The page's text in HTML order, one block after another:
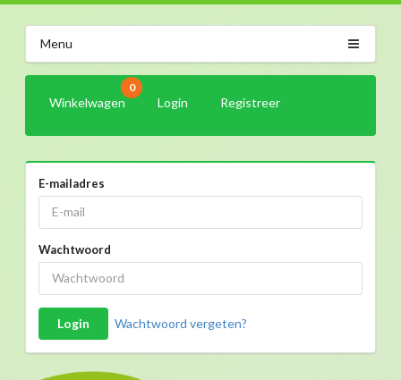
Menu
Winkelwagen
0
Login Registreer
E-mailadres
Wachtwoord
Login Wachtwoord vergeten?